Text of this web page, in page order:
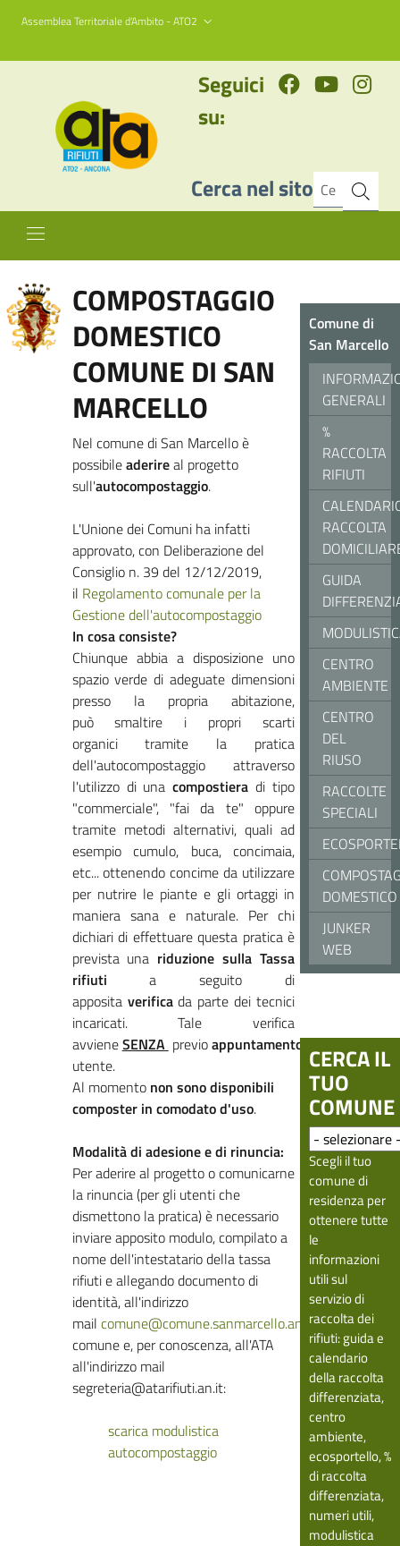
Assemblea Territoriale d'Ambito - ATO2
Seguici
su:
Cerca nel sito
COMPOSTAGGIO
DOMESTICO
COMUNE DI SAN
MARCELLO
Nel comune di San Marcello è
possibileaderireal progetto
sull'autocompostaggio.
L'Unione dei Comuni ha infatti
approvato, con Deliberazione del
Consiglio n. 39 del 12/12/2019,
il Regolamento comunale per la
Gestione dell'autocompostaggio
In cosa consiste?
Chiunque abbia a disposizione uno
spazio verde di adeguate dimensioni
presso la propria abitazione,
può smaltire i propri scarti
organici tramite la pratica
dell'autocompostaggio attraverso
l'utilizzo di unacompostiera di tipo
"commerciale", "fai da te" oppure
tramite metodi alternativi, quali ad
esempio cumulo, buca, concimaia,
etc... ottenendo concime da utilizzare
per nutrire le piante e gli ortaggi in
maniera sana e naturale. Per chi
dichiari di effettuare questa pratica è
prevista una riduzione sulla Tassa
rifiuti a seguito di
apposita verificada parte dei tecnici
incaricati. Tale verifica
avvieneSENZA previoappuntamentocon
utente.
Al momentonon sono disponibili
composter in comodato d'uso.
Modalità di adesione e di rinuncia:
Per aderire al progetto o comunicarne
la rinuncia (per gli utenti che
dismettono la pratica) è necessario
inviare apposito modulo, compilato a
nome dell'intestatario della tassa
rifiuti e allegando documento di
identità, all'indirizzo
mail comune@comune.sanmarcello.an.itdel
comune e, per conoscenza, all'ATA
all'indirizzo mail
segreteria@atarifiuti.an.it:
scarica modulistica
autocompostaggio
Comune di
San Marcello
GENERALI
%
RACCOLTA
RIFIUTI
RACCOLTA
GUIDA
CENTRO
AMBIENTE
CENTRO
DEL
RIUSO
RACCOLTE
SPECIALI
DOMESTICO
JUNKER
WEB
CERCA IL
TUO
COMUNE
Scegli il tuo
comune di
residenza per
ottenere tutte
le
informazioni
utili sul
servizio di
raccolta dei
rifiuti: guida e
calendario
della raccolta
differenziata,
centro
ambiente,
ecosportello, %
di raccolta
differenziata,
numeri utili,
modulistica